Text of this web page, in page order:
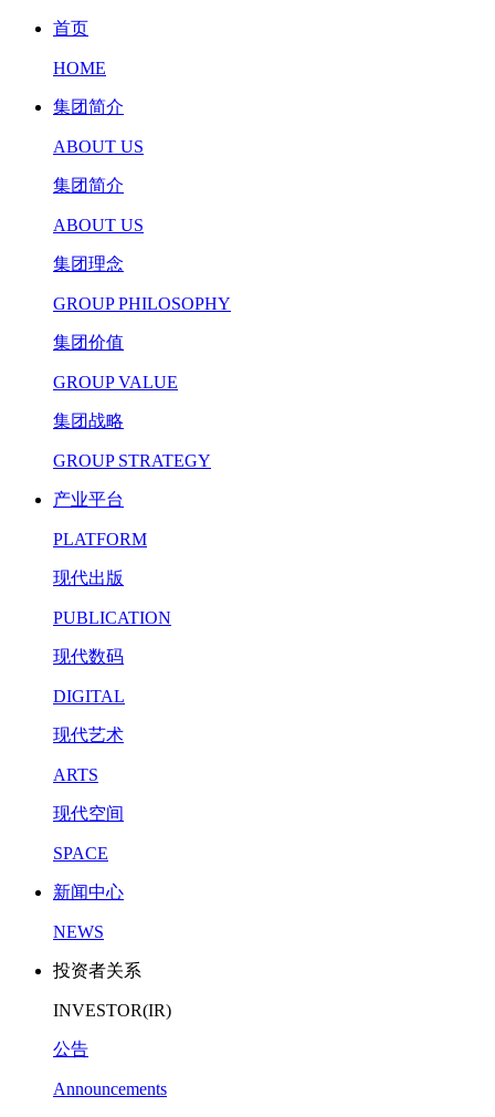
首页
HOME
集团简介
ABOUT US
集团简介
ABOUT US
集团理念
GROUP PHILOSOPHY
集团价值
GROUP VALUE
集团战略
GROUP STRATEGY
产业平台
PLATFORM
现代出版
PUBLICATION
现代数码
DIGITAL
现代艺术
ARTS
现代空间
SPACE
新闻中心
NEWS
投资者关系
INVESTOR(IR)
公告
Announcements